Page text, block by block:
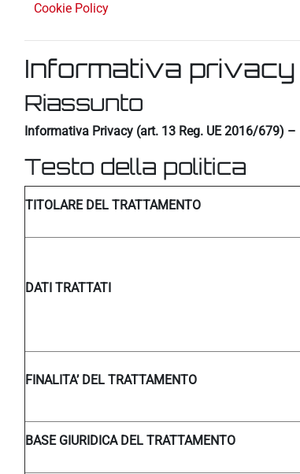
Cookie Policy
Informativa privacy
Riassunto
Informativa Privacy (art. 13 Reg. UE 2016/679)
Testo della politica
TITOLARE DEL TRATTAMENTO
DATI TRATTATI
FINALITA’ DEL TRATTAMENTO
BASE GIURIDICA DEL TRATTAMENTO